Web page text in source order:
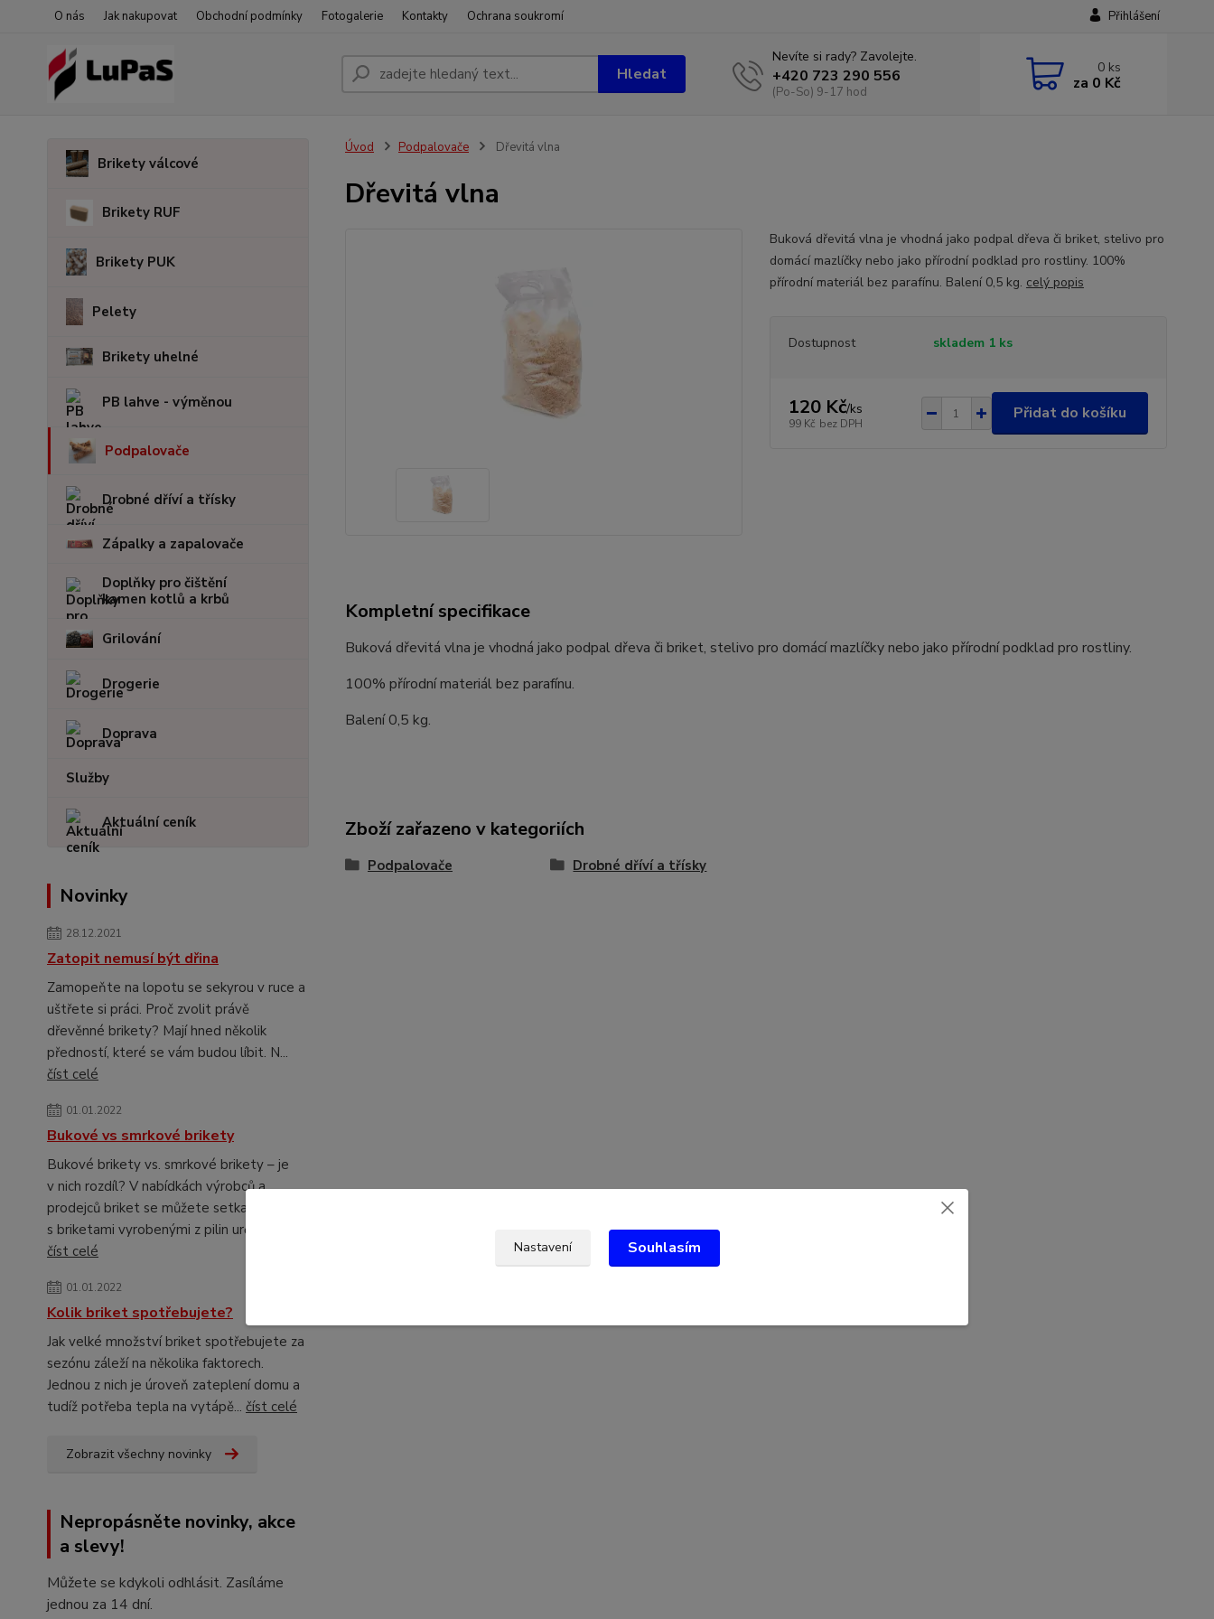
O nás Jak nakupovat Obchodní podmínky Fotogalerie Kontakty Ochrana soukromí Přihlášení
Hledat
Nevíte si rady? Zavolejte.
+420 723 290 556
(Po-So) 9-17 hod
0 ks
za 0 Kč
Brikety válcové
Brikety RUF
Brikety PUK
Pelety
Brikety uhelné
PB lahve - výměnou
Podpalovače
Drobné dříví a třísky
Zápalky a zapalovače
Doplňky pro čištění
kamen kotlů a krbů
Grilování
Drogerie
Doprava
Služby
Aktuální ceník
Novinky
28.12.2021
Zatopit nemusí být dřina
Zamopeňte na lopotu se sekyrou v ruce a
uštřete si práci. Proč zvolit právě
dřevěnné brikety? Mají hned několik
předností, které se vám budou líbit. N...
číst celé
01.01.2022
Bukové vs smrkové brikety
Bukové brikety vs. smrkové brikety – je
v nich rozdíl? V nabídkách výrobců a
prodejců briket se můžete setkat
s briketami vyrobenými z pilin určitého...
číst celé
01.01.2022
Kolik briket spotřebujete?
Jak velké množství briket spotřebujete za
sezónu záleží na několika faktorech.
Jednou z nich je úroveň zateplení domu a
tudíž potřeba tepla na vytápě... číst celé
Zobrazit všechny novinky
Nepropásněte novinky, akce
a slevy!
Můžete se kdykoli odhlásit. Zasíláme
jednou za 14 dní.
Úvod Podpalovače Dřevitá vlna
Dřevitá vlna
Buková dřevitá vlna je vhodná jako podpal dřeva či briket, stelivo pro
domácí mazlíčky nebo jako přírodní podklad pro rostliny. 100%
přírodní materiál bez parafínu. Balení 0,5 kg. celý popis
Dostupnost skladem 1 ks
120 Kč/ks
99 Kč bez DPH
Přidat do košíku
Kompletní specifikace
Buková dřevitá vlna je vhodná jako podpal dřeva či briket, stelivo pro domácí mazlíčky nebo jako přírodní podklad pro rostliny.
100% přírodní materiál bez parafínu.
Balení 0,5 kg.
Zboží zařazeno v kategoriích
Podpalovače Drobné dříví a třísky
Nastavení Souhlasím